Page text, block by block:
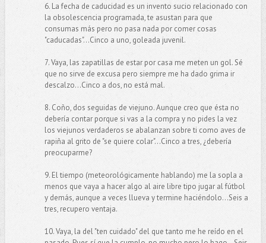
6. La fecha de caducidad es un invento sucio relacionado con
la obsolescencia programada, te asustan para que
consumas más pero no pasa nada por comer cosas
"caducadas"...Cinco a uno, goleada juvenil.
7. Vaya, las zapatillas de estar por casa me meten un gol. Sé
que no sirve de excusa pero siempre me ha dado grima ir
descalzo...Cinco a dos, no está mal.
8. Coño, dos seguidas de viejuno. Aunque creo que ésta no
debería contar porque si vas a la compra y no pides la vez
los viejunos verdaderos se abalanzan sobre ti como aves de
rapiña al grito de "se quiere colar"...Cinco a tres, ¿debería
preocuparme?
9. El tiempo (meteorológicamente hablando) me la sopla a
menos que vaya a hacer algo al aire libre tipo jugar al fútbol
y demás, aunque a veces llueva y termine haciéndolo...Seis a
tres, recupero ventaja.
10. Vaya, la del "ten cuidado" del que tanto me he reído en el